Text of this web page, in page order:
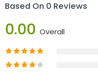
Based On 0 Reviews
0.00 Overall